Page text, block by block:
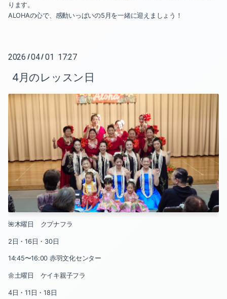
ります。
ALOHAの心で、感動いっぱいの5月を一緒に迎えましょう！
2026 /04/ 01 17:27
4月のレッスン日
🌺木曜日 クプナフラ
2日・16日・30日
14:45〜16:00 赤羽文化センター
🌼土曜日 ケイキ親子フラ
4日・11日・18日